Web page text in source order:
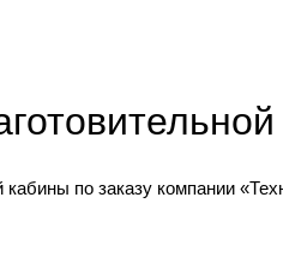
по заказу компании